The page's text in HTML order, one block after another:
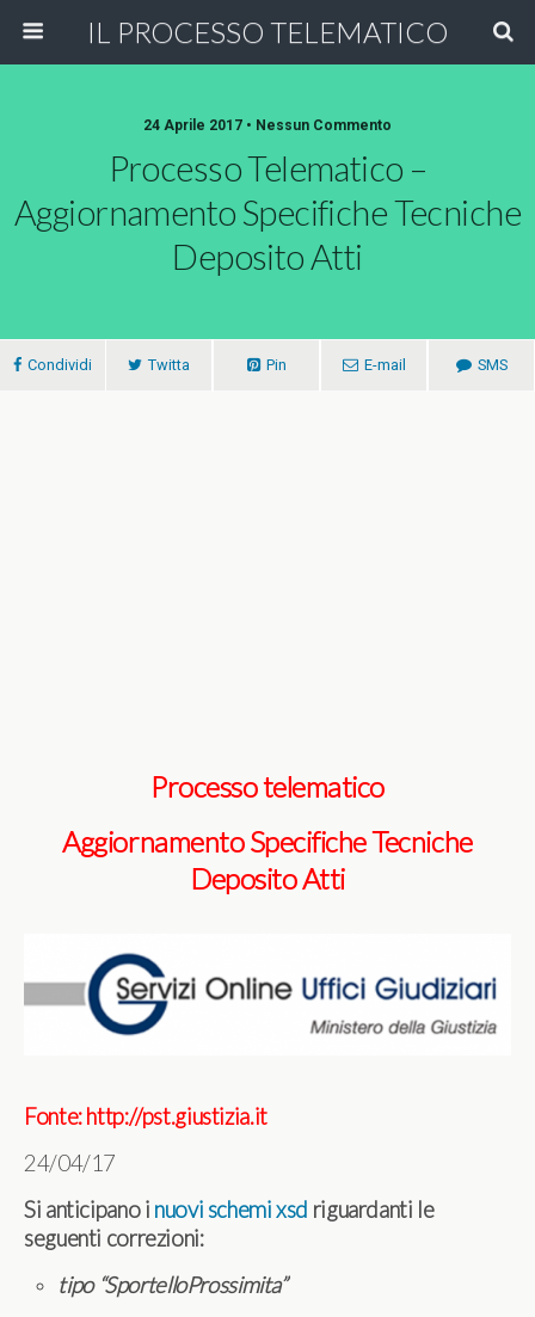
IL PROCESSO TELEMATICO
24 Aprile 2017 • Nessun Commento
Processo Telematico –
Aggiornamento Specifiche Tecniche
Deposito Atti
Condividi Twitta Pin E-mail SMS
Processo telematico
Aggiornamento Specifiche Tecniche
Deposito Atti
Fonte: http://pst.giustizia.it
24/04/17
Si anticipano i nuovi schemi xsd riguardanti le
seguenti correzioni:
tipo “SportelloProssimita”